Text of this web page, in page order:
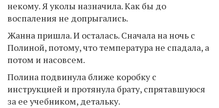
некому. Я уколы назначила. Как бы до
воспаления не допрыгались.
Жанна пришла. И осталась. Сначала на ночь с
Полиной, потому, что температура не спадала, а
потом и насовсем.
Полина подвинула ближе коробку с
инструкцией и протянула брату, спрятавшуюся
за ее учебником, детальку.